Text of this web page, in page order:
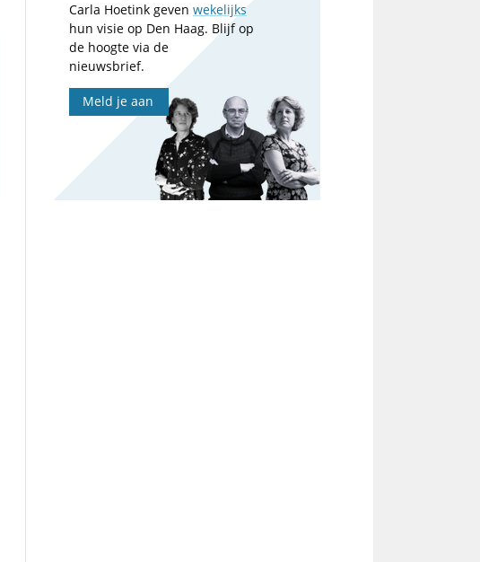
Carla Hoetink gevenwekelijks
hun visie op Den Haag. Blijf op
de hoogte via de
nieuwsbrief.
Meld je aan